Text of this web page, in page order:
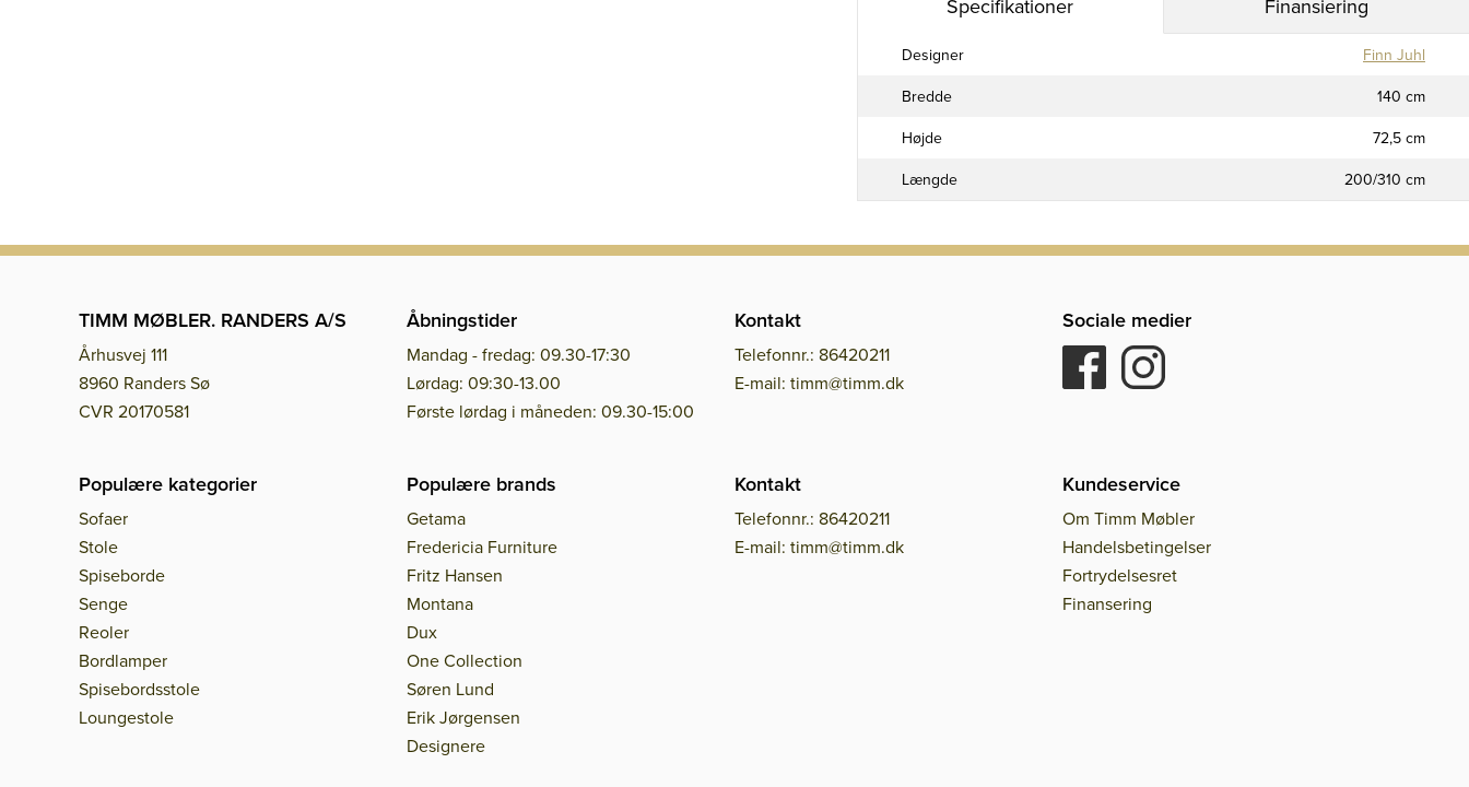
Specifikationer Finansiering
Designer
Finn Juhl
Bredde
140 cm
Højde
72,5 cm
Længde
200/310 cm
TIMM MØBLER. RANDERS A/S
Århusvej 111
8960 Randers Sø
CVR 20170581
Populære kategorier
Sofaer
Stole
Spiseborde
Senge
Reoler
Bordlamper
Spisebordsstole
Loungestole
Åbningstider
Mandag - fredag: 09.30-17:30
Lørdag: 09:30-13.00
Første lørdag i måneden: 09.30-15:00
Populære brands
Getama
Fredericia Furniture
Fritz Hansen
Montana
Dux
One Collection
Søren Lund
Erik Jørgensen
Designere
Kontakt
Telefonnr.: 86420211
E-mail: timm@timm.dk
Kontakt
Telefonnr.: 86420211
E-mail: timm@timm.dk
Sociale medier
Kundeservice
Om Timm Møbler
Handelsbetingelser
Fortrydelsesret
Finansering